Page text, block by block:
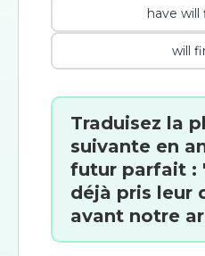
have will
will
Traduisez la
suivante en
futur parfait :
déjà pris leur
avant notre